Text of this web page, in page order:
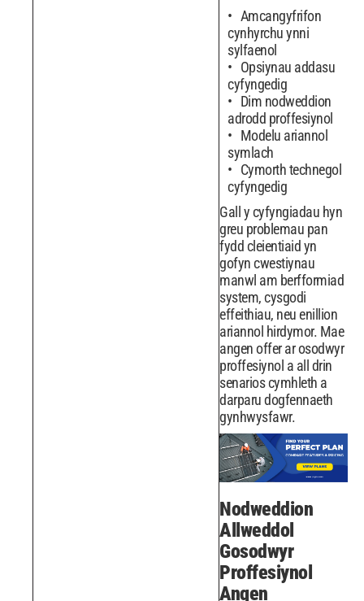
Amcangyfrifon
cynhyrchu ynni
sylfaenol
Opsiynau addasu
cyfyngedig
Dim nodweddion
adrodd proffesiynol
Modelu ariannol
symlach
Cymorth technegol
cyfyngedig
Gall y cyfyngiadau hyn
greu problemau pan
fydd cleientiaid yn
gofyn cwestiynau
manwl am berfformiad
system, cysgodi
effeithiau, neu enillion
ariannol hirdymor. Mae
angen offer ar osodwyr
proffesiynol a all drin
senarios cymhleth a
darparu dogfennaeth
gynhwysfawr.
Nodweddion
Allweddol
Gosodwyr
Proffesiynol
Angen